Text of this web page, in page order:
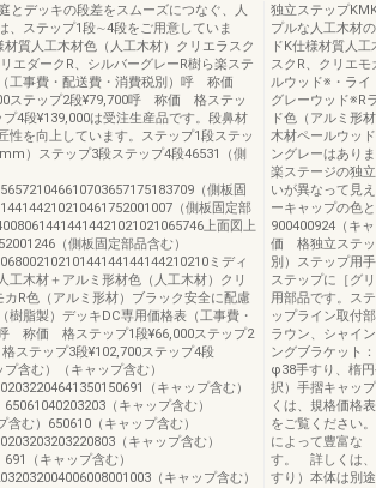
とデッキの段差をスムーズにつなぐ、人
、ステップ1段∼4段をご用意していま
質人工木材色（人工木材）クリエラスク
エダークR、シルバーグレーR樹ら楽ステ
工事費・配送費・消費税別）呼 称価
ステップ2段¥79,700呼 称価 格ステッ
プ4段¥139,000は受注生産品です。段鼻材
性を向上しています。ステップ1段ステッ
）ステップ3段ステップ4段46531（側
（側板固
（側板固定部
上面図上
（側板固定部品含む）
ミディ
工木材＋アルミ形材色（人工木材）クリ
カR色（アルミ形材）ブラック安全に配慮
樹脂製）デッキDC専用価格表（工事費・
称価 格ステップ1段¥66,000ステップ2
テップ3段¥102,700ステップ4段
含む）（キャップ含む）
（キャップ含む）
（キャップ含む）
含む）650610（キャップ含む）
（キャップ含む）
（キャップ含む）
（キャップ含む）
独立ステップ
プルな人工木材
ドK仕様材質人
スクR、クリエ
ルウッド※・ライ
グレーウッド※R
ド色（アルミ形
木材ペールウッ
ングレーはあり
楽ステージの独
いが異なって見
ーキャップの色
900400924（キ
価 格独立ステッ
別）ステップ用
ステップに［グ
用部品です。ス
ップライン取付
ラウン、シャイ
ングブラケット
φ38手すり、楕
択）手摺キャッ
くは、規格価格
をご覧ください
によって豊富な
す。 詳しくは、
すり）本体は別